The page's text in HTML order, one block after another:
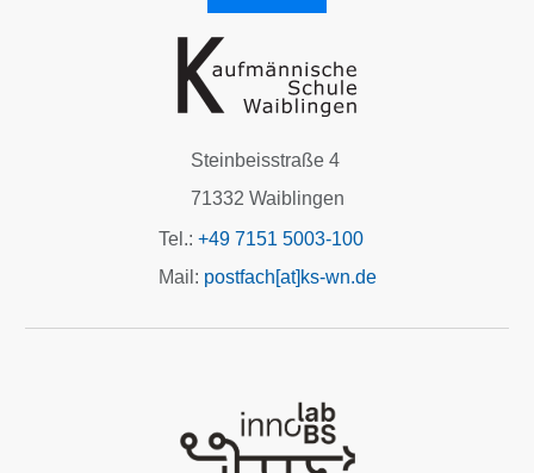
Steinbeisstraße 4
71332 Waiblingen
Tel.: +49 7151 5003-100
Mail: postfach[at]ks-wn.de